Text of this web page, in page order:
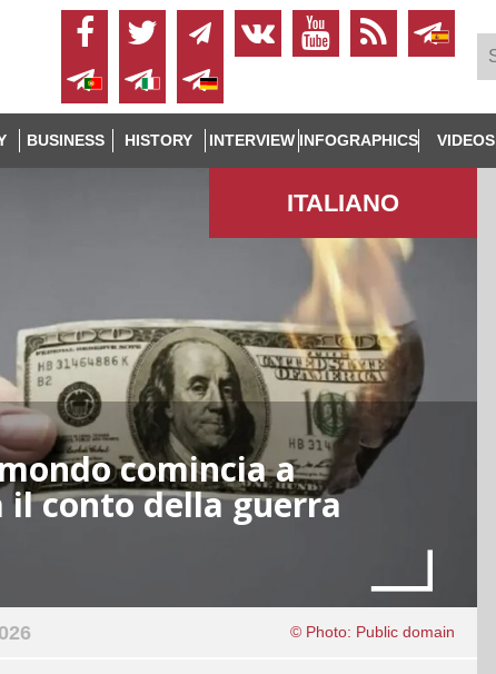
BUSINESS HISTORY INTERVIEW INFOGRAPHICS VIDEOS
ITALIANO
comincia a
il conto della guerra
© Photo: Public domain